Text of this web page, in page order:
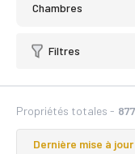
Chambres
Filtres
Propriétés totales -